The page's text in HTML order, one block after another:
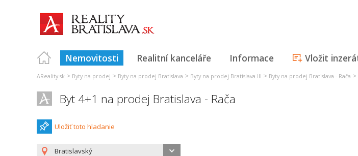
Nemovitosti Realitní kanceláře Informace Vložit
AReality.sk > Byty na prodej > Byty na prodej Bratislava > Byty na prodej Bratislava III > Byty na prodej Bratislava - Rača >
Byt 4+1 na prodej Bratislava - Rača
Uložiť toto hladanie
Bratislavský